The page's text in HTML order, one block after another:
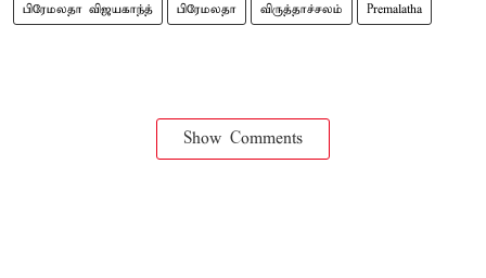
பிரேமலதா விஜயகாந்த் பிரேமலதா விருத்தாச்சலம் Premalatha
Show Comments